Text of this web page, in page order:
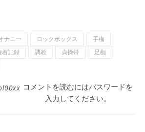
ナニー ロックボックス
手枷
着記録 調教 貞操帯
足枷
コメントを読むにはパスワードを
入力してください。